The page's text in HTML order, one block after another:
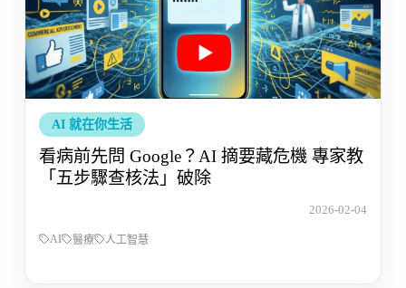
AI 就在你生活
看病前先問 Google？AI 摘要藏危機 專家教
「五步驟查核法」破除
2026-02-04
AI 醫療 人工智慧